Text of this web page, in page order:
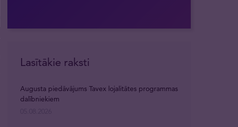
Lasītākie raksti
Augusta piedāvājums Tavex lojalitātes programmas
dalībniekiem